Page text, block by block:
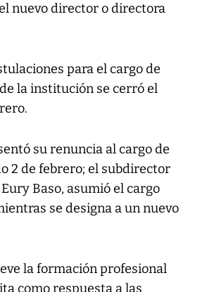
nuevo director o directora
para el cargo de
la institución se cerró el
su renuncia al cargo de
2 de febrero; el subdirector
Baso, asumió el cargo
se designa a un nuevo
la formación profesional
como respuesta a las